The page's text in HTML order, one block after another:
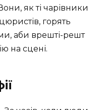
як ті чарівники
горять
аби врешті-решт
на сцені.